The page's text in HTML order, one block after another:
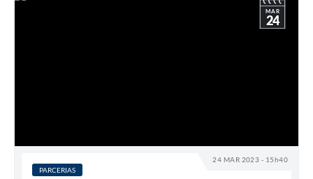
24 MAR 2023 - 15h40
MAR
24
PARCERIAS